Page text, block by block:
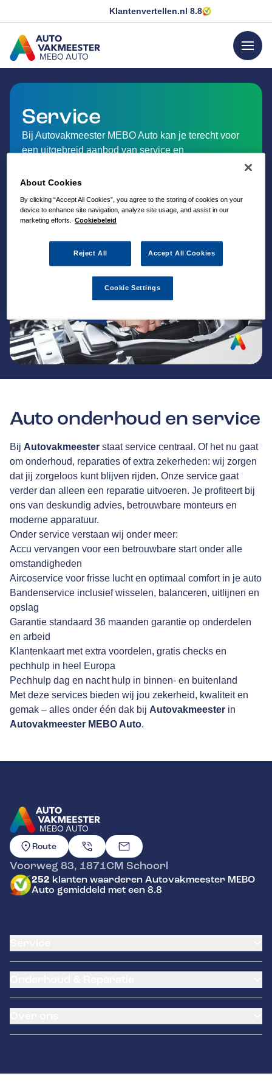
Klantenvertellen.nl 8.8
MEBO AUTO
GA NAAR DE HOMEPAGINA
menu
Service
Bij Autovakmeester MEBO Auto kan je terecht voor
een uitgebreid aanbod van service en
Auto onderhoud en service
Bij Autovakmeester staat service centraal. Of het nu gaat
om onderhoud, reparaties of extra zekerheden: wij zorgen
dat jij zorgeloos kunt blijven rijden. Onze service gaat
verder dan alleen een reparatie uitvoeren. Je profiteert bij
ons van deskundig advies, betrouwbare monteurs en
moderne apparatuur.
Onder service verstaan wij onder meer:
Accu vervangen voor een betrouwbare start onder alle
omstandigheden
Aircoservice voor frisse lucht en optimaal comfort in je auto
Bandenservice inclusief wisselen, balanceren, uitlijnen en
opslag
Garantie standaard 36 maanden garantie op onderdelen
en arbeid
Klantenkaart met extra voordelen, gratis checks en
pechhulp in heel Europa
Pechhulp dag en nacht hulp in binnen- en buitenland
Met deze services bieden wij jou zekerheid, kwaliteit en
gemak – alles onder één dak bij Autovakmeester in
Autovakmeester MEBO Auto.
MEBO AUTO
GA NAAR DE HOMEPAGINA
Route
Voorweg 83, 1871CM Schoorl
252 klanten waarderen Autovakmeester MEBO
Auto gemiddeld met een 8.8
Banden service
Pechhulp
Schade en reparatie
About Cookies
By clicking “Accept All Cookies”, you agree to the storing of cookies on your
device to enhance site navigation, analyze site usage, and assist in our
marketing efforts.
Cookiebeleid
Reject All Accept All Cookies
Cookie Settings